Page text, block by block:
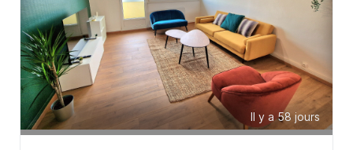
Il y a 58 jours